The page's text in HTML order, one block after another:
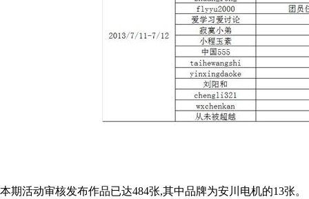
本期活动审核发布作品已达484张,其中品牌为安川电机的13张。